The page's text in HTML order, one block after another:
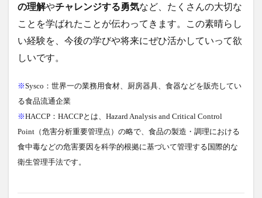
の理解やチャレンジする勇気など、たくさんの大切な
ことを学ばれたことが伝わってきます。
この素晴らし
い経験を、今後の学びや将来にぜひ活かしていって欲
しいです。
※Sysco： 世界一の業務用食材、厨房器具、食器などを販売してい
る食品流通企業
※HACCP： HACCPとは、Hazard Analysis and Critical Control
Point（危害分析重要管理点）の略で、食品の製造・調理における
食中毒などの危害要因を科学的根拠に基づいて管理する国際的な
衛生管理手法です。